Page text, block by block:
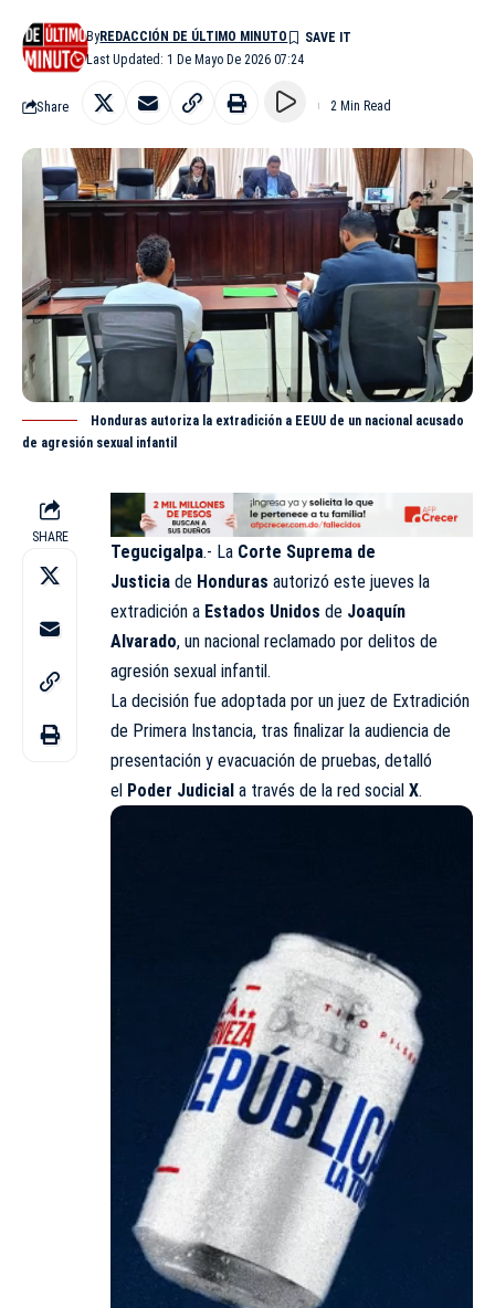
Last Updated: 1 De Mayo De 2026 07:24
ByREDACCIÓN DE ÚLTIMO MINUTO
Share 2 Min Read
Honduras autoriza la extradición a EEUU de un nacional acusado
de agresión sexual infantil
SHARE
Tegucigalpa.- La Corte Suprema de
Justicia de Honduras autorizó este jueves la
extradición a Estados Unidos de Joaquín
Alvarado, un nacional reclamado por delitos de
agresión sexual infantil.
La decisión fue adoptada por un juez de Extradición
de Primera Instancia, tras finalizar la audiencia de
presentación y evacuación de pruebas, detalló
el Poder Judicial a través de la red social X.